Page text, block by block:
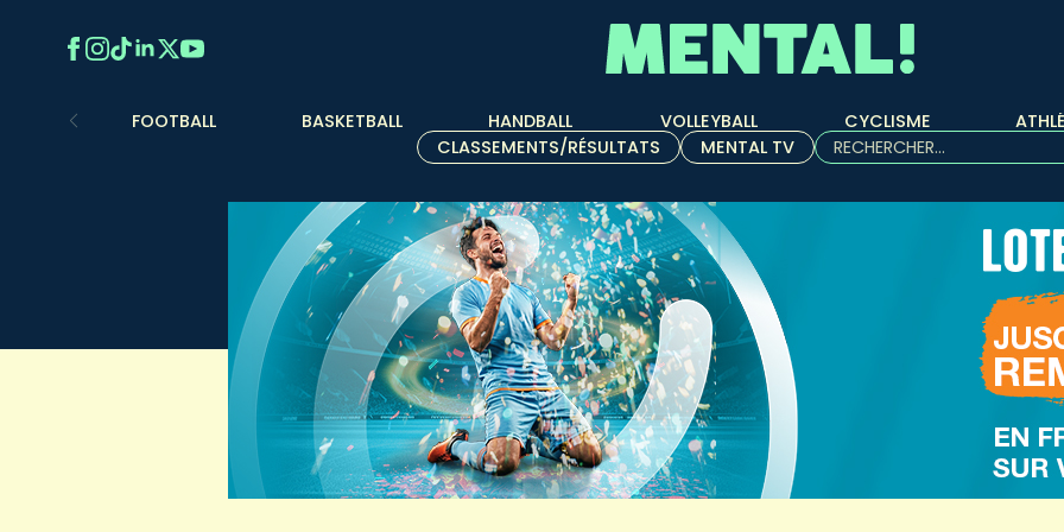
FOOTBALL BASKETBALL HANDBALL VOLLEYBALL CYCLISME
CLASSEMENTS/RÉSULTATS
MENTAL TV
Rechercher :